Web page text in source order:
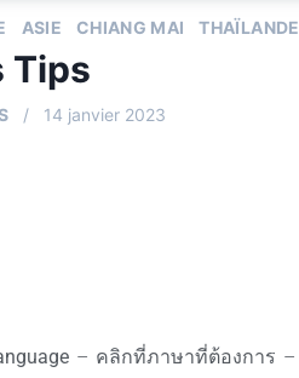
ASIE CHIANG MAI THAÏLANDE
Tips
14 janvier 2023
– คลิกที่ภาษาที่ต้องการ –